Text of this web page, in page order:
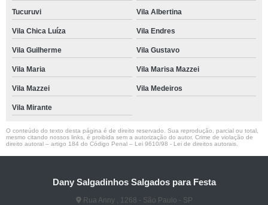
Tucuruvi Vila Albertina
Vila Chica Luíza Vila Endres
Vila Guilherme Vila Gustavo
Vila Maria Vila Marisa Mazzei
Vila Mazzei Vila Medeiros
Vila Mirante
O conteúdo do texto desta página é de direito reservado. Sua reprodução, parcial ou total,
mesmo citando nossos links, é proibida sem a autorização do autor. Crime de violação de
direito autoral – artigo 184 do Código Penal – Lei 9610/98 - Lei de direitos autorais
Dany Salgadinhos Salgados para Festa
Rua Anny , 1268 - São Paulo - SP